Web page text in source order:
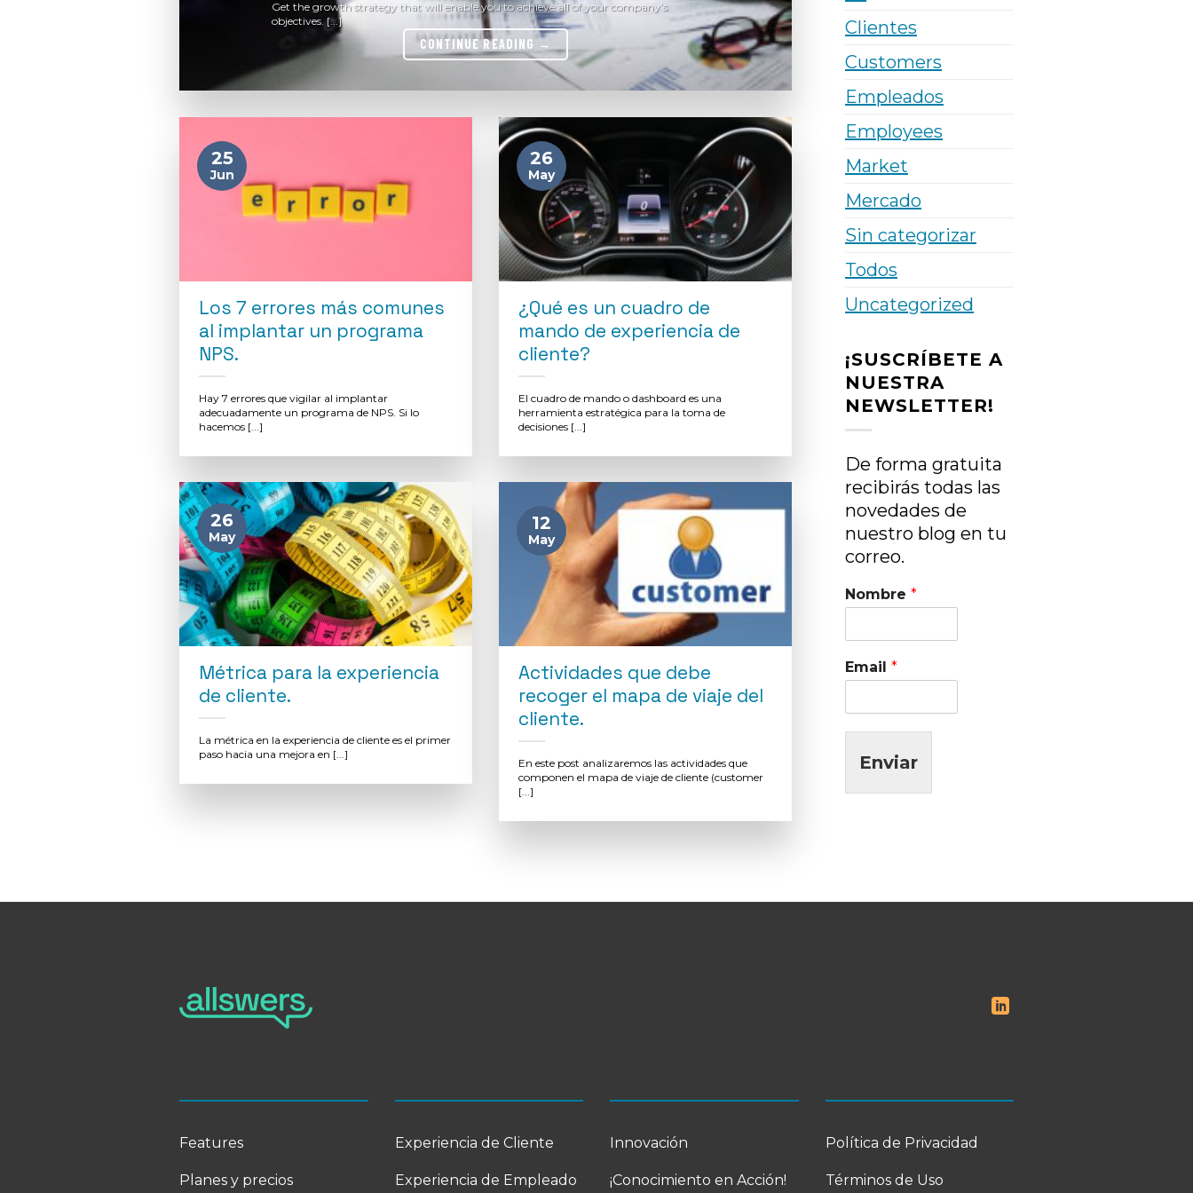
Get the growth strategy that will enable you to achieve all of your company’s
objectives. [...]
CONTINUE READING →
Los 7 errores más comunes
al implantar un programa
NPS.
Hay 7 errores que vigilar al implantar
adecuadamente un programa de NPS. Si lo
hacemos [...]
25
Jun
¿Qué es un cuadro de
mando de experiencia de
cliente?
El cuadro de mando o dashboard es una
herramienta estratégica para la toma de
decisiones [...]
26
May
Métrica para la experiencia
de cliente.
La métrica en la experiencia de cliente es el primer
paso hacia una mejora en [...]
26
May
Actividades que debe
recoger el mapa de viaje del
cliente.
En este post analizaremos las actividades que
componen el mapa de viaje de cliente (customer
[...]
12
May
Clientes
Customers
Empleados
Employees
Market
Mercado
Sin categorizar
Todos
Uncategorized
¡SUSCRÍBETE A
NUESTRA
NEWSLETTER!
De forma gratuita
recibirás todas las
novedades de
nuestro blog en tu
correo.
Nombre *
Email *
Enviar
Features
Planes y precios
Experiencia de Cliente
Experiencia de Empleado
Innovación
¡Conocimiento en Acción!
Política de Privacidad
Términos de Uso